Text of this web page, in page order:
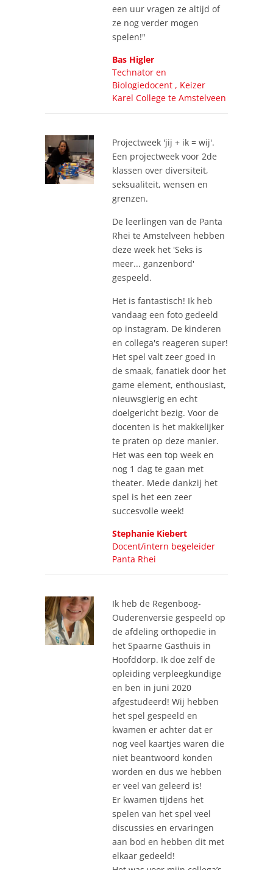
Bas Higler
Technator en
Biologiedocent , Keizer
Karel College te Amstelveen
een uur vragen ze altijd of
ze nog verder mogen
spelen!"
Stephanie Kiebert
Docent/intern begeleider
Panta Rhei
Projectweek 'jij + ik = wij'.
Een projectweek voor 2de
klassen over diversiteit,
seksualiteit, wensen en
grenzen.
De leerlingen van de Panta
Rhei te Amstelveen hebben
deze week het 'Seks is
meer... ganzenbord'
gespeeld.
Het is fantastisch! Ik heb
vandaag een foto gedeeld
op instagram. De kinderen
en collega's reageren super!
Het spel valt zeer goed in
de smaak, fanatiek door het
game element, enthousiast,
nieuwsgierig en echt
doelgericht bezig. Voor de
docenten is het makkelijker
te praten op deze manier.
Het was een top week en
nog 1 dag te gaan met
theater. Mede dankzij het
spel is het een zeer
succesvolle week!
Ik heb de Regenboog-
Ouderenversie gespeeld op
de afdeling orthopedie in
het Spaarne Gasthuis in
Hoofddorp. Ik doe zelf de
opleiding verpleegkundige
en ben in juni 2020
afgestudeerd! Wij hebben
het spel gespeeld en
kwamen er achter dat er
nog veel kaartjes waren die
niet beantwoord konden
worden en dus we hebben
er veel van geleerd is!
Er kwamen tijdens het
spelen van het spel veel
discussies en ervaringen
aan bod en hebben dit met
elkaar gedeeld!